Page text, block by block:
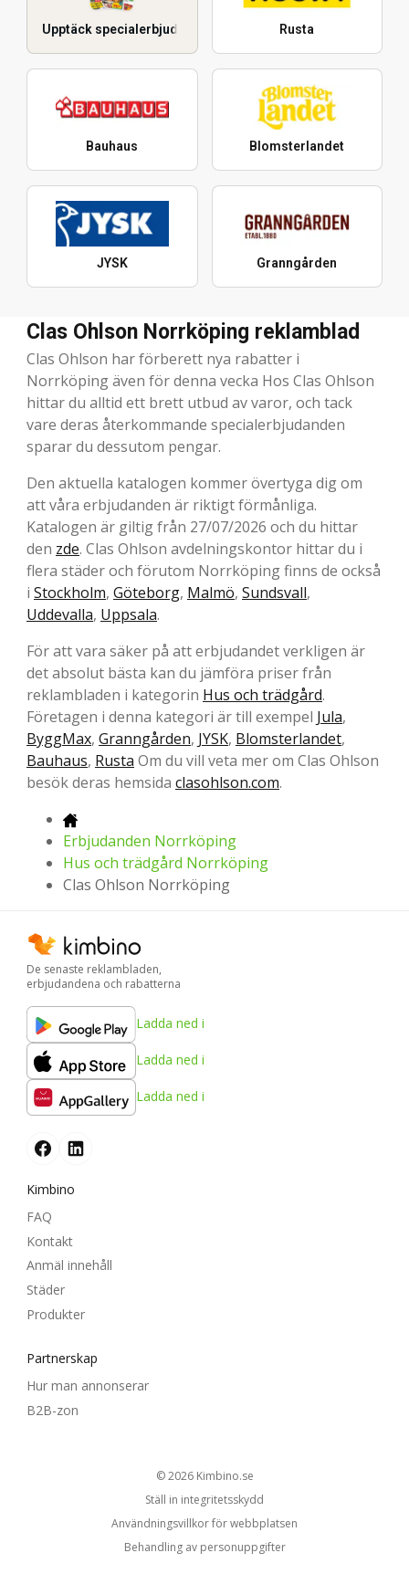
Upptäck specialerbjudanden Rusta
Bauhaus Blomsterlandet
JYSK Granngården
Clas Ohlson Norrköping reklamblad
Clas Ohlson har förberett nya rabatter i
Norrköping även för denna vecka Hos Clas Ohlson
hittar du alltid ett brett utbud av varor, och tack
vare deras återkommande specialerbjudanden
sparar du dessutom pengar.
Den aktuella katalogen kommer övertyga dig om
att våra erbjudanden är riktigt förmånliga.
Katalogen är giltig från 27/07/2026 och du hittar
den zde. Clas Ohlson avdelningskontor hittar du i
flera städer och förutom Norrköping finns de också
i Stockholm, Göteborg, Malmö, Sundsvall,
Uddevalla, Uppsala.
För att vara säker på att erbjudandet verkligen är
det absolut bästa kan du jämföra priser från
reklambladen i kategorin Hus och trädgård.
Företagen i denna kategori är till exempel Jula,
ByggMax, Granngården, JYSK, Blomsterlandet,
Bauhaus, Rusta Om du vill veta mer om Clas Ohlson
besök deras hemsida clasohlson.com.
Erbjudanden Norrköping
Hus och trädgård Norrköping
Clas Ohlson Norrköping
De senaste reklambladen,
erbjudandena och rabatterna
Ladda ned i
Ladda ned i
Ladda ned i
Kimbino
FAQ
Kontakt
Anmäl innehåll
Städer
Produkter
Partnerskap
Hur man annonserar
B2B-zon
© 2026 kimbino.se
Ställ in integritetsskydd
Användningsvillkor för webbplatsen
Behandling av personuppgifter